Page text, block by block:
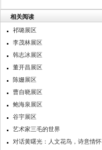
相关阅读
祁璐展区
李茂林展区
韩志冰展区
董开昌展区
陈姗展区
曹自晓展区
鲍海泉展区
谷宇展区
艺术家三毛的世界
对话黄曙光：人文花鸟，诗意情怀